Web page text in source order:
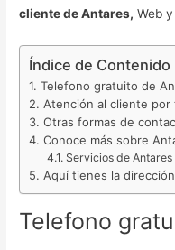
cliente de Antares, Web
Índice de Contenido
Telefono gratuito de
Atención al cliente
Otras formas de
Conoce más sobre
Servicios de Antares
Aquí tienes la
Telefono